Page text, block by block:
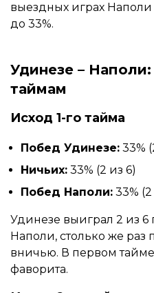
выездных играх Наполи
до 33%.
Удинезе –
таймам
Исход 1-го тайма
Побед Удинезе: 33%
Ничьих: 33% (2 из 6)
Побед Наполи: 33% (2
Удинезе выиграл 2 из 6
Наполи, столько же раз
вничью. В первом
фаворита.